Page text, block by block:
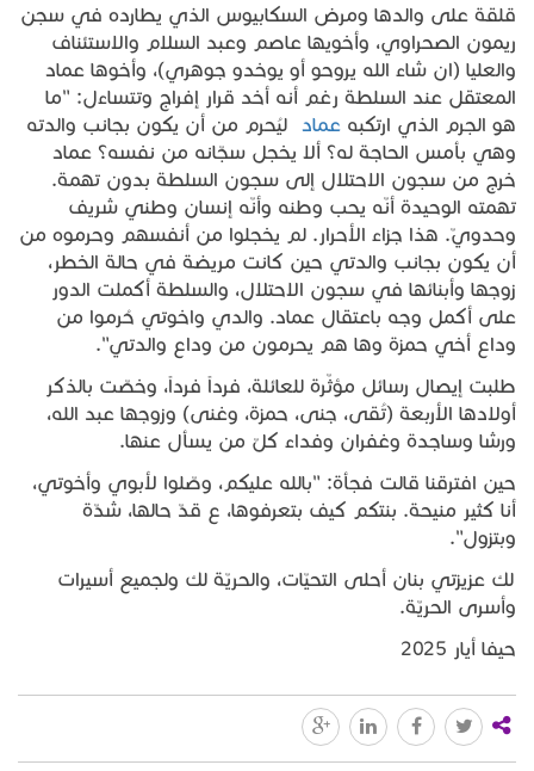
قلقة على والدها ومرض السكابيوس الذي يطارده في سجن
ريمون الصحراوي، وأخويها عاصم وعبد السلام والاستئناف
والعليا (ان شاء الله يروحو أو يوخدو جوهري)، وأخوها عماد
المعتقل عند السلطة رغم أنه أخد قرار إفراج وتتساءل: "ما
هو الجرم الذي ارتكبه عماد ليُحرم من أن يكون بجانب والدته
وهي بأمس الحاجة له؟ ألا يخجل سجّانه من نفسه؟ عماد
خرج من سجون الاحتلال إلى سجون السلطة بدون تهمة.
تهمته الوحيدة أنّه يحب وطنه وأنّه إنسان وطني شريف
وحدويّ. هذا جزاء الأحرار. لم يخجلوا من أنفسهم وحرموه من
أن يكون بجانب والدتي حين كانت مريضة في حالة الخطر،
زوجها وأبنائها في سجون الاحتلال، والسلطة أكملت الدور
على أكمل وجه باعتقال عماد. والدي واخوتي حُرموا من
وداع أخي حمزة وها هم يحرمون من وداع والدتي".
طلبت إيصال رسائل مؤثّرة للعائلة، فرداً فرداً، وخصّت بالذكر
أولادها الأربعة (تُقى، جنى، حمزة، وغنى) وزوجها عبد الله،
ورشا وساجدة وغفران وفداء كلّ من يسأل عنها.
حين افترقنا قالت فجأة: "بالله عليكم، وصّلوا لأبوي وأخوتي،
أنا كثير منيحة. بنتكم كيف بتعرفوها، ع قدّ حالها، شدّة
وبتزول".
لك عزيزتي بنان أحلى التحيّات، والحريّة لك ولجميع أسيرات
وأسرى الحريّة.
حيفا أيار 2025